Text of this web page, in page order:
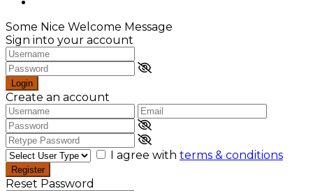
Some Nice Welcome Message
Sign into your account
Login
Create an account
I agree with terms & conditions
Register
Reset Password